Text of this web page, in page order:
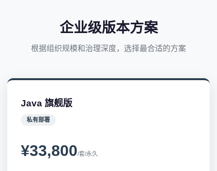
企业级版本方案
根据组织规模和治理深度，选择最合适的方案
Java 旗舰版
私有部署
¥33,800/套/永久